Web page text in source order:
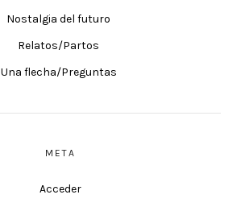
Nostalgia del futuro
Relatos/Partos
Una flecha/Preguntas
META
Acceder